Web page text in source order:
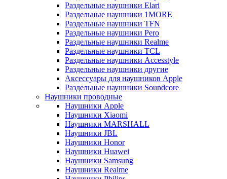
Раздельные наушники Elari
Раздельные наушники 1MORE
Раздельные наушники TFN
Раздельные наушники Pero
Раздельные наушники Realme
Раздельные наушники TCL
Раздельные наушники Accesstyle
Раздельные наушники другие
Аксессуары для наушников Apple
Раздельные наушники Soundcore
Наушники проводные
Наушники Apple
Наушники Xiaomi
Наушники MARSHALL
Наушники JBL
Наушники Honor
Наушники Huawei
Наушники Samsung
Наушники Realme